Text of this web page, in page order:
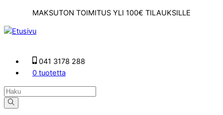
content
MAKSUTON TOIMITUS YLI 100€ TILAUKSILLE
041 3178 288
0 tuotetta